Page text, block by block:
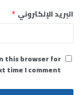
البريد الإلكتروني *
this browser for
time I comment.